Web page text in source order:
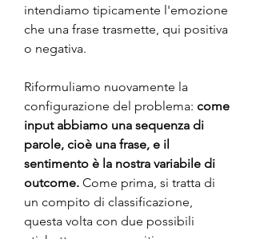
intendiamo tipicamente l'emozione
che una frase trasmette, qui positiva
o negativa.
Riformuliamo nuovamente la
configurazione del problema: come
input abbiamo una sequenza di
parole, cioè una frase, e il
sentimento è la nostra variabile di
outcome. Come prima, si tratta di
un compito di classificazione,
questa volta con due possibili
etichette, ovvero positivo o